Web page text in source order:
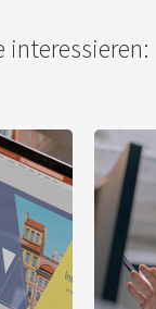
interessieren: